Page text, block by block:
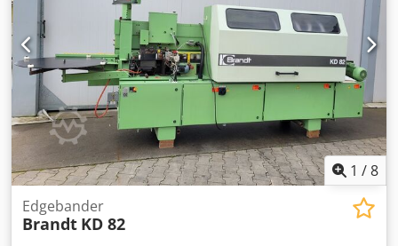
1 /8
Edgebander
Brandt KD 82